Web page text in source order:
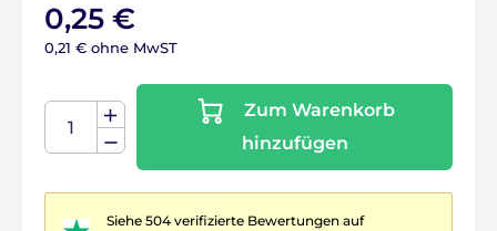
0,25 €
0,21 € ohne MwST
Zum Warenkorb
hinzufügen
Siehe 504 verifizierte Bewertungen auf